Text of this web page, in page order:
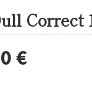
Correct
€